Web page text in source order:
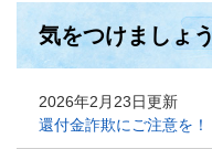
気をつけましょう
2026年2月23日更新
還付金詐欺にご注意を！